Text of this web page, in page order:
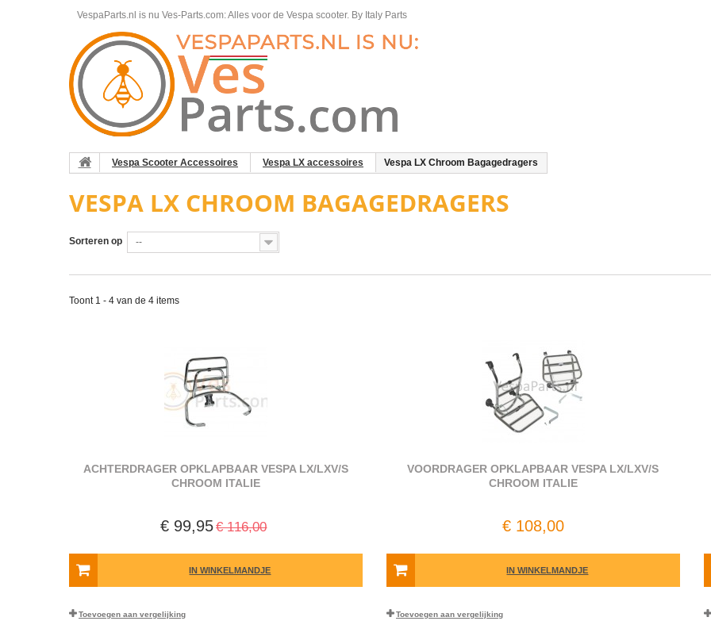
VespaParts.nl is nu Ves-Parts.com: Alles voor de Vespa scooter. By Italy Parts
Vespa Scooter Accessoires Vespa LX accessoires Vespa LX Chroom Bagagedragers
VESPA LX CHROOM BAGAGEDRAGERS
Sorteren op --
Toont 1 - 4 van de 4 items
ACHTERDRAGER OPKLAPBAAR VESPA LX/LXV/S
CHROOM ITALIE
€ 99,95€ 116,00
IN WINKELMANDJE
Toevoegen aan vergelijking
VOORDRAGER OPKLAPBAAR VESPA LX/LXV/S
CHROOM ITALIE
€ 108,00
IN WINKELMANDJE
Toevoegen aan vergelijking